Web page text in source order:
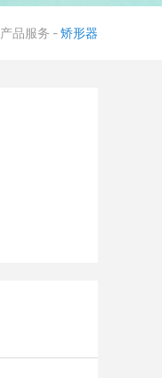
产品服务 -矫形器